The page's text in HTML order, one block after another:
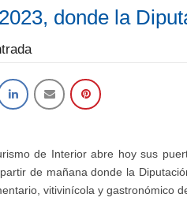
donde la
de Interior abre hoy sus
de mañana donde la Diputació
vitivinícola y gastronómico